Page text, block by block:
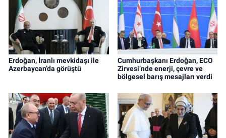
Erdoğan, İranlı mevkidaşı ile
Azerbaycan’da görüştü
Cumhurbaşkanı Erdoğan, ECO
Zirvesi’nde enerji, çevre ve
bölgesel barış mesajları verdi